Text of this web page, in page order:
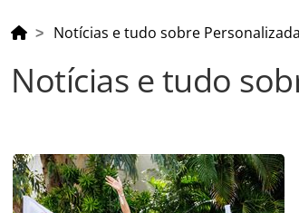
Notícias e tudo sobre
Notícias e tudo